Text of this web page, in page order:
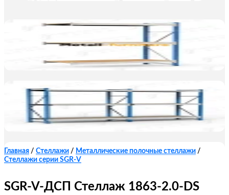
Главная / Стеллажи / Металлические полочные стеллажи /
Стеллажи серии SGR-V
SGR-V-ДСП Стеллаж 1863-2.0-DS